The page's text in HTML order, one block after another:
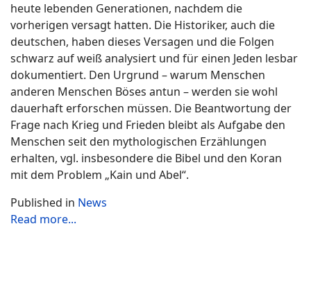
heute lebenden Generationen, nachdem die
vorherigen versagt hatten. Die Historiker, auch die
deutschen, haben dieses Versagen und die Folgen
schwarz auf weiß analysiert und für einen Jeden lesbar
dokumentiert. Den Urgrund – warum Menschen
anderen Menschen Böses antun – werden sie wohl
dauerhaft erforschen müssen. Die Beantwortung der
Frage nach Krieg und Frieden bleibt als Aufgabe den
Menschen seit den mythologischen Erzählungen
erhalten, vgl. insbesondere die Bibel und den Koran
mit dem Problem „Kain und Abel“.
Published in News
Read more...